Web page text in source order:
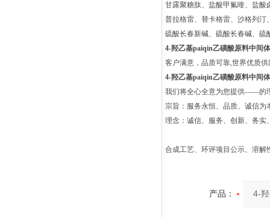
甘露聚糖肽、盐酸甲氟喹、盐酸
普拉格雷、替卡格雷、沙格列汀
硫酸长春新碱、硫酸长春碱、硫
4-羟乙基paiqin乙磺酸原料中间
客户满意，品质可靠,世界优质
4-羟乙基paiqin乙磺酸原料中间
我们将全心全意为您提供——的
宗旨：服务永恒、品质、诚信
理念：诚信、服务、创新、务实
合成工艺、环评项目公示、溶解
产品：